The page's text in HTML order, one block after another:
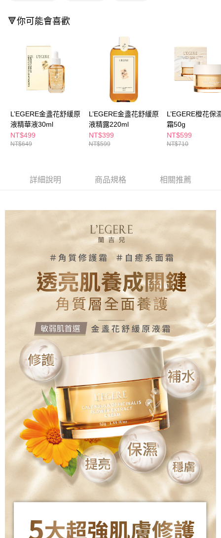
２．訂單成立數日內，您將收到繳費通知簡訊。
ATM／網路銀行／等多元方式進行付款，方視為交易完成。
※ 請注意：結帳手續完成當下不需立刻繳費，但若您需要取消訂單，請聯絡
購買商品的店家。未經商家同意取消之訂單仍視為有效，需透過AFTEE先享
後付繳納相關費用。
※ 交易是否成功請以「AFTEE先享後付 」之結帳頁面顯示為準，若有關於
是否繳費成功／繳費後需取消欲退款等相關疑問，請聯繫「AFTEE先享後付
客戶支援中心」https://netprotections.freshdesk.com/support/home
１．透過由恩沛科技股份有限公司提供之「AFTEE先享後付」服務完成之交
易，需依本服務之必要範圍內提供個人資料，並將交易相關給付款項請求債
權轉讓予恩沛科技股份有限公司。
２．關於個人資料處理事宜，請瀏覽以下網址：
每筆NT$65，滿NT$390(含以上)免運費
每筆NT$65，滿NT$490(含以上)免運費
付款後萊爾富取貨
每筆NT$65，滿NT$490(含以上)免運費
每筆NT$65，滿NT$490(含以上)免運費
付款後7-11取貨
每筆NT$65，滿NT$490(含以上)免運費
每筆NT$100，滿NT$790(含以上)免運費
每筆NT$80，滿NT$290(含以上)免運費
🔻你可能會喜歡
L’EGERE金盞花舒緩原
液精華液30ml
NT$499
NT$649
L’EGERE金盞花舒緩原
液精露220ml
NT$399
NT$599
L’EGERE橙花保
霜50g
NT$599
NT$710
詳細說明 商品規格 相關推薦